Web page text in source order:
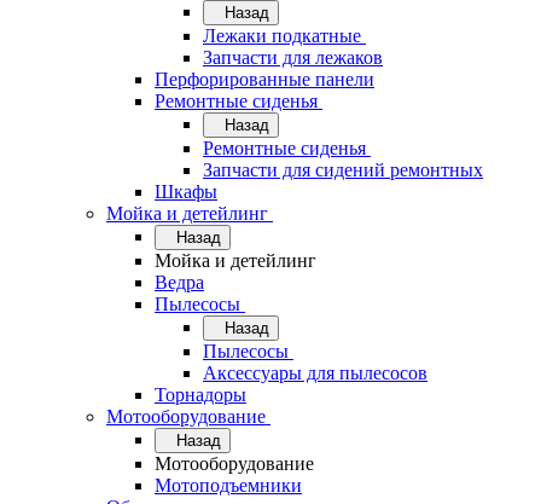
Назад
Лежаки подкатные
Запчасти для лежаков
Перфорированные панели
Ремонтные сиденья
Назад
Ремонтные сиденья
Запчасти для сидений ремонтных
Шкафы
Мойка и детейлинг
Назад
Мойка и детейлинг
Ведра
Пылесосы
Назад
Пылесосы
Аксессуары для пылесосов
Торнадоры
Мотооборудование
Назад
Мотооборудование
Мотоподъемники